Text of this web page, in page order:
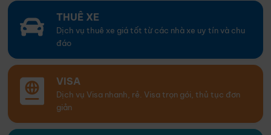
THUÊ XE
Dịch vụ thuê xe giá tốt từ các nhà xe uy tín và chu
đáo
VISA
Dịch vụ Visa nhanh, rẻ. Visa trọn gói, thủ tục đơn
giản